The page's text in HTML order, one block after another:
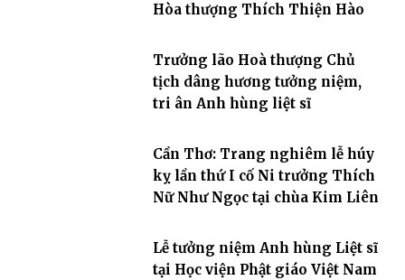
Hòa thượng Thích Thiện Hào
Trưởng lão Hoà thượng Chủ
tịch dâng hương tưởng niệm,
tri ân Anh hùng liệt sĩ
Cần Thơ: Trang nghiêm lễ húy
kỵ lần thứ I cố Ni trưởng Thích
Nữ Như Ngọc tại chùa Kim Liên
Lễ tưởng niệm Anh hùng Liệt sĩ
tại Học viện Phật giáo Việt Nam